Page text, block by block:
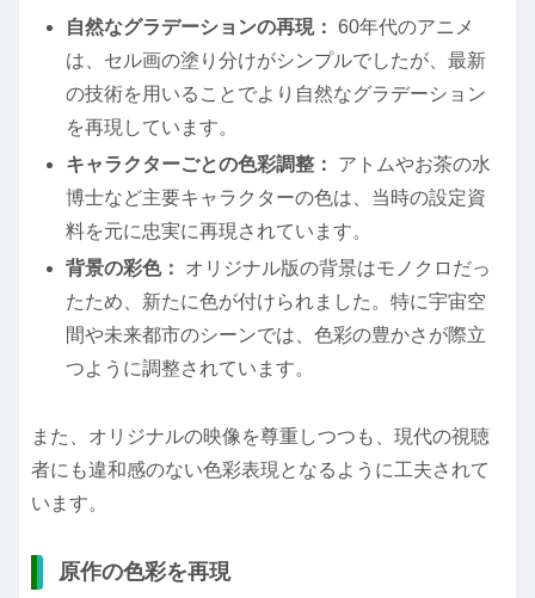
自然なグラデーションの再現： 60年代のアニメ
は、セル画の塗り分けがシンプルでしたが、最新
の技術を用いることでより自然なグラデーション
を再現しています。
キャラクターごとの色彩調整：
アトムやお茶の水
博士など主要キャラクターの色は、当時の設定資
料を元に忠実に再現されています。
背景の彩色：
オリジナル版の背景はモノクロだっ
たため、新たに色が付けられました。特に宇宙空
間や未来都市のシーンでは、色彩の豊かさが際立
つように調整されています。
また、オリジナルの映像を尊重しつつも、現代の視聴
者にも違和感のない色彩表現となるように工夫されて
います。
原作の色彩を再現